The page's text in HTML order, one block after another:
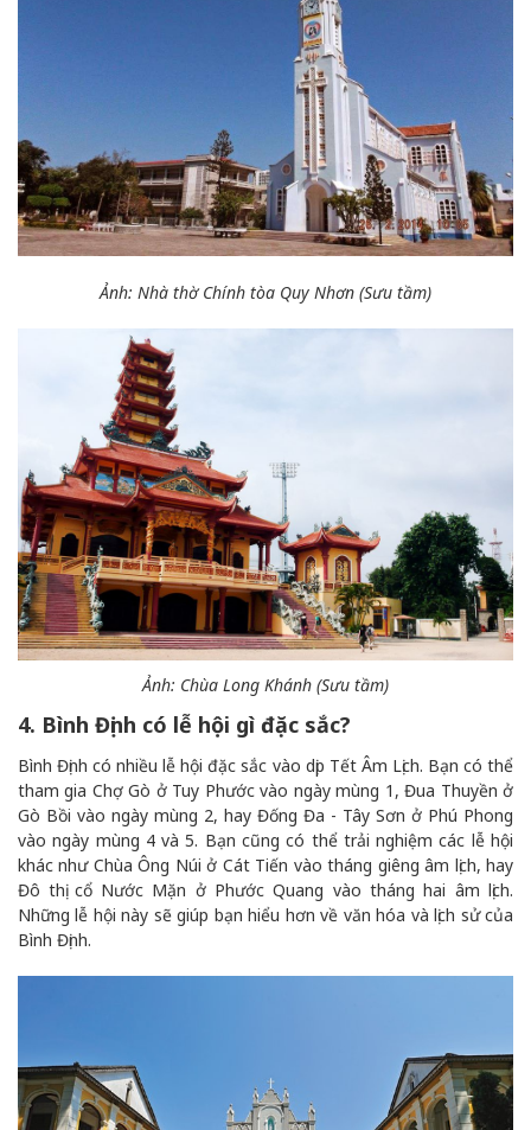
Ảnh: Nhà thờ Chính tòa Quy Nhơn (Sưu tầm)
Ảnh: Chùa Long Khánh (Sưu tầm)
4. Bình Định có lễ hội gì đặc sắc?
Bình Định có nhiều lễ hội đặc sắc vào dịp Tết Âm Lịch. Bạn có thể
tham gia Chợ Gò ở Tuy Phước vào ngày mùng 1, Đua Thuyền ở
Gò Bồi vào ngày mùng 2, hay Đống Đa - Tây Sơn ở Phú Phong
vào ngày mùng 4 và 5. Bạn cũng có thể trải nghiệm các lễ hội
khác như Chùa Ông Núi ở Cát Tiến vào tháng giêng âm lịch, hay
Đô thị cổ Nước Mặn ở Phước Quang vào tháng hai âm lịch.
Những lễ hội này sẽ giúp bạn hiểu hơn về văn hóa và lịch sử của
Bình Định.